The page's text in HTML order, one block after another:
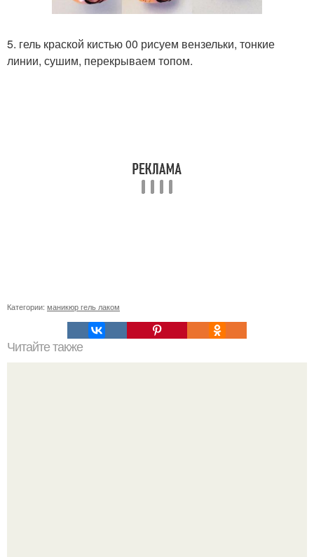
5. гель краской кистью 00 рисуем вензельки, тонкие
линии, сушим, перекрываем топом.
Категории: маникюр гель лаком
Читайте также